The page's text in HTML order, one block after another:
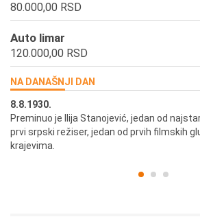
80.000,00 RSD
Auto limar
120.000,00 RSD
NA DANAŠNJI DAN
8.8.1930.
Preminuo je Ilija Stanojević, jedan od
prvi srpski režiser, jedan od prvih filmskih
krajevima.